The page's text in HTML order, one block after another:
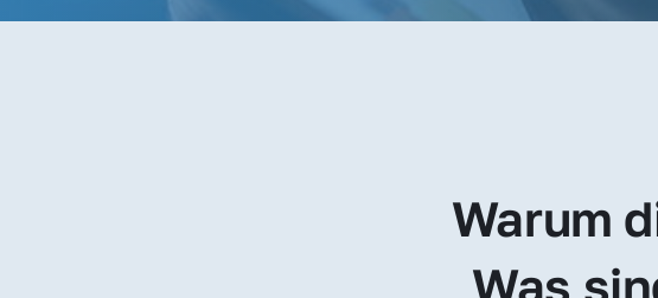
Warum
Was